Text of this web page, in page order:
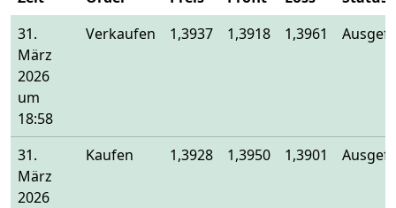
31.
März
2026
um
18:58
Verkaufen 1,3937 1,3918 1,3961
31.
März
2026
Kaufen 1,3928 1,3950 1,3901